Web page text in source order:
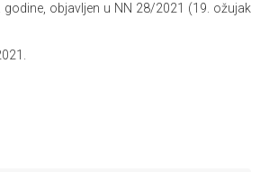
godine, objavljen u NN 28/2021 (19. ožujak